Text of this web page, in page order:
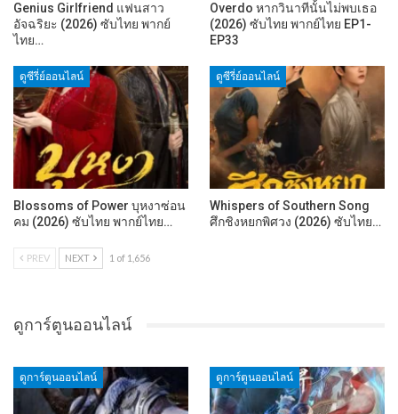
Genius Girlfriend แฟนสาว
อัจฉริยะ (2026) ซับไทย พากย์
ไทย…
Overdo หากวินาทีนั้นไม่พบเธอ
(2026) ซับไทย พากย์ไทย EP1-
EP33
ดูซีรี่ย์ออนไลน์
Blossoms of Power บุหงาซ่อน
คม (2026) ซับไทย พากย์ไทย…
ดูซีรี่ย์ออนไลน์
Whispers of Southern Song
ศึกชิงหยกพิศวง (2026) ซับไทย…
PREV NEXT 1 of 1,656
ดูการ์ตูนออนไลน์
ดูการ์ตูนออนไลน์ ดูการ์ตูนออนไลน์